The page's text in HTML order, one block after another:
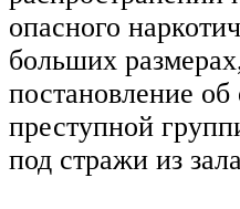
опасного
больших
постановление
преступной
под стражи из